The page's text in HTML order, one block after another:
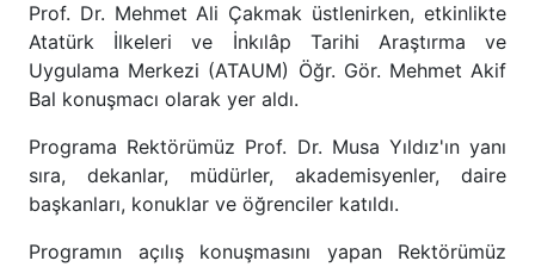
Prof. Dr. Mehmet Ali Çakmak üstlenirken, etkinlikte
Atatürk İlkeleri ve İnkılâp Tarihi Araştırma ve
Uygulama Merkezi (ATAUM) Öğr. Gör. Mehmet Akif
Bal konuşmacı olarak yer aldı.
Programa Rektörümüz Prof. Dr. Musa Yıldız'ın yanı
sıra, dekanlar, müdürler, akademisyenler, daire
başkanları, konuklar ve öğrenciler katıldı.
Programın açılış konuşmasını yapan Rektörümüz